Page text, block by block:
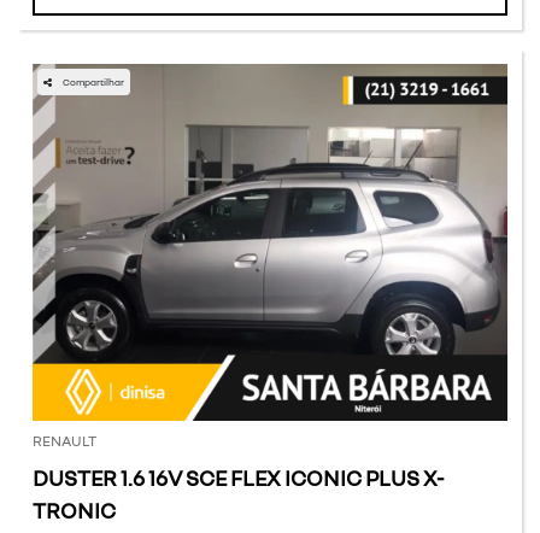
Compartilhar
RENAULT
DUSTER 1.6 16V SCE FLEX ICONIC PLUS X-
TRONIC